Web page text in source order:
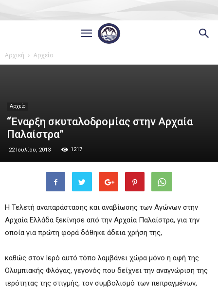
Αρχική Αρχείο
Αρχείο
“Έναρξη σκυταλοδρομίας στην Αρχαία
Παλαίστρα”
22 Ιουλίου, 2013 1217
Η Τελετή αναπαράστασης και αναβίωσης των Αγώνων στην
Αρχαία Ελλάδα ξεκίνησε από την Αρχαία Παλαίστρα, για την
οποία για πρώτη φορά δόθηκε άδεια χρήση της,
καθώς στον Ιερό αυτό τόπο λαμβάνει χώρα μόνο η αφή της
Ολυμπιακής Φλόγας, γεγονός που δείχνει την αναγνώριση της
ιερότητας της στιγμής, τον συμβολισμό των πεπραγμένων,